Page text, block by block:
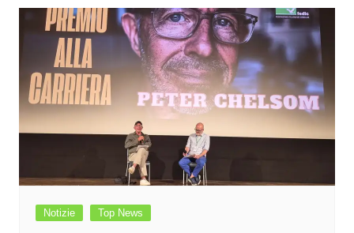
Notizie Top News